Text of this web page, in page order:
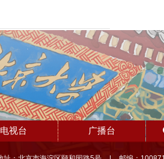
电视台 广播台